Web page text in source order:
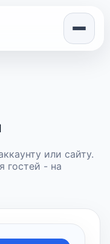
или сайту.
гостей - на